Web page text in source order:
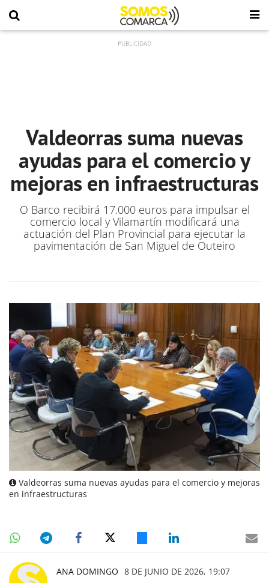
Valdeorras suma nuevas
ayudas para el comercio y
mejoras en infraestructuras
O Barco recibirá 17.000 euros para impulsar el
comercio local y Vilamartín modificará una
actuación del Plan Provincial para ejecutar la
pavimentación de San Miguel de Outeiro
Valdeorras suma nuevas ayudas para el comercio y mejoras
en infraestructuras
ANA DOMINGO 8 DE JUNIO DE 2026, 19:07